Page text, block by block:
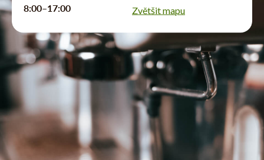
8:00–17:00 Zvětšit mapu